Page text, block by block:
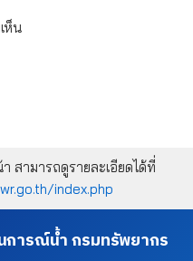
ห็น
สามารถดูรายละเอียดได้ที่
index.php
การณ์น้ำ กรมทรัพยากร